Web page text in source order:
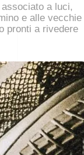
a luci,
e alle vecchie
pronti a rivedere